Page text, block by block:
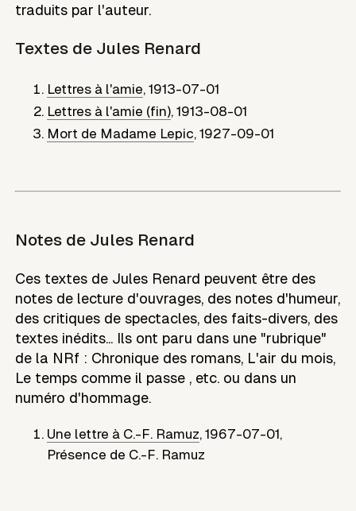
traduits par l'auteur.
Textes de Jules Renard
Lettres à l'amie,1913-07-01
Lettres à l'amie (fin),1913-08-01
Mort de Madame Lepic,1927-09-01
Notes de Jules Renard
Ces textes de Jules Renard peuvent être des
notes de lecture d'ouvrages, des notes d'humeur,
des critiques de spectacles, des faits-divers, des
textes inédits... Ils ont paru dans une "rubrique"
de la NRf : Chronique des romans, L'air du mois,
Le temps comme il passe , etc. ou dans un
numéro d'hommage.
Une lettre à C.-F. Ramuz,1967-07-01,
Présence de C.-F. Ramuz